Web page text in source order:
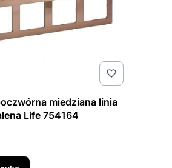
miedziana linia
Life 754164